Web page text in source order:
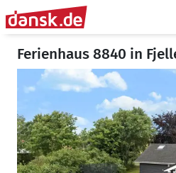
Ferienhaus 8840 in